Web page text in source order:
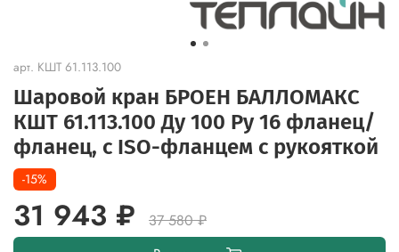
арт. КШТ 61.113.100
Шаровой кран БРОЕН БАЛЛОМАКС
КШТ 61.113.100 Ду 100 Ру 16 фланец/
фланец, с ISO-фланцем с рукояткой
-15%
31 943 ₽
37 580 ₽